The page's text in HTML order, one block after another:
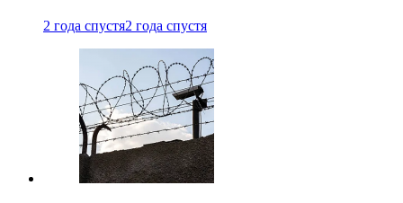
2 года спустя2 года спустя